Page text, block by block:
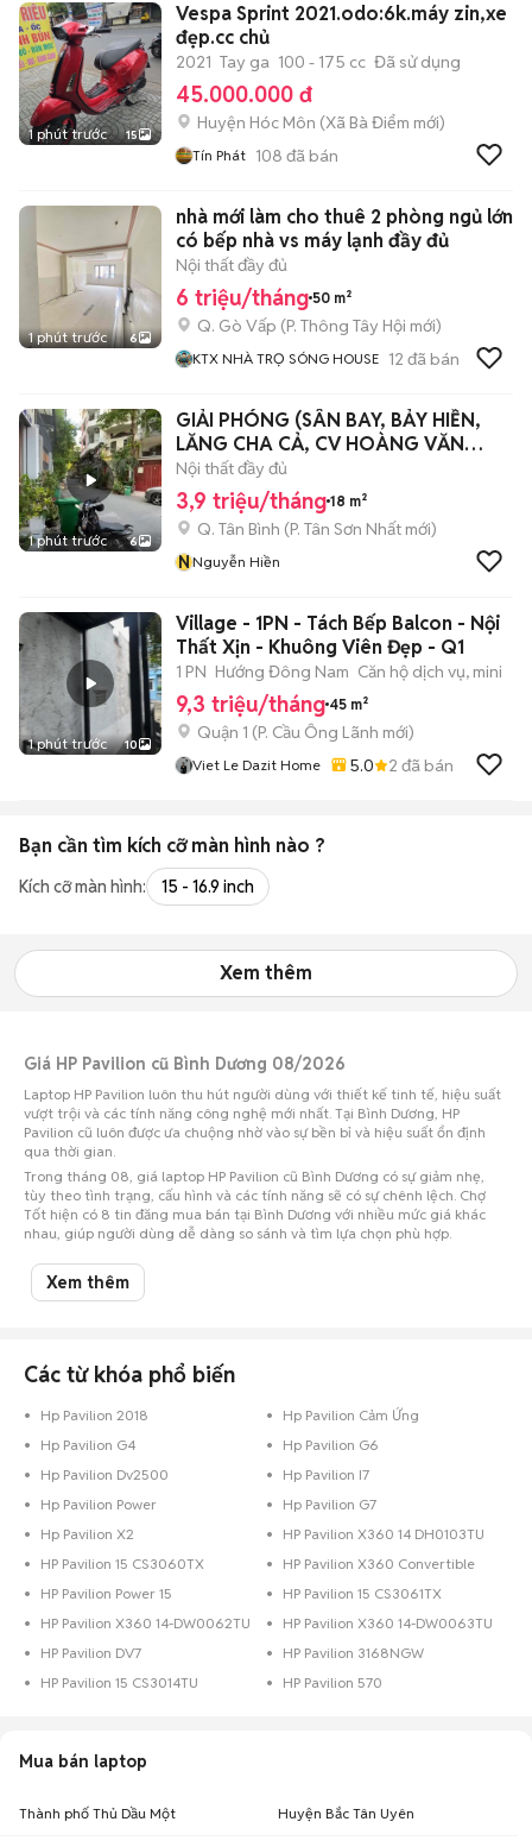
1 phút trước 15
Vespa Sprint 2021.odo:6k.máy zin,xe
đẹp.cc chủ
2021 Tay ga 100 - 175 cc Đã sử dụng
45.000.000 đ
Huyện Hóc Môn (Xã Bà Điểm mới)
Tín Phát 108 đã bán
1 phút trước 6
nhà mới làm cho thuê 2 phòng ngủ lớn
có bếp nhà vs máy lạnh đầy đủ
Nội thất đầy đủ
6 triệu/tháng 50 m²
Q. Gò Vấp (P. Thông Tây Hội mới)
KTX NHÀ TRỌ SÓNG HOUSE 12 đã bán
1 phút trước 6
GIẢI PHÓNG (SÂN BAY, BẢY HIỀN,
LĂNG CHA CẢ, CV HOÀNG VĂN
THỤ)
Nội thất đầy đủ
3,9 triệu/tháng 18 m²
Q. Tân Bình (P. Tân Sơn Nhất mới)
NNguyễn Hiền
1 phút trước 10
Village - 1PN - Tách Bếp Balcon - Nội
Thất Xịn - Khuông Viên Đẹp - Q1
1 PN Hướng Đông Nam Căn hộ dịch vụ, mini
9,3 triệu/tháng 45 m²
Quận 1 (P. Cầu Ông Lãnh mới)
Viet Le Dazit Home 5.0 2 đã bán
Bạn cần tìm kích cỡ màn hình nào ?
Kích cỡ màn hình: 15 - 16.9 inch
Xem thêm
Giá HP Pavilion cũ Bình Dương 08/2026
Laptop HP Pavilion luôn thu hút người dùng với thiết kế tinh tế, hiệu suất
vượt trội và các tính năng công nghệ mới nhất. Tại Bình Dương, HP
Pavilion cũ luôn được ưa chuộng nhờ vào sự bền bỉ và hiệu suất ổn định
qua thời gian.
Trong tháng 08, giá laptop HP Pavilion cũ Bình Dương có sự giảm nhẹ,
tùy theo tình trạng, cấu hình và các tính năng sẽ có sự chênh lệch. Chợ
Tốt hiện có 8 tin đăng mua bán tại Bình Dương với nhiều mức giá khác
nhau, giúp người dùng dễ dàng so sánh và tìm lựa chọn phù hợp.
xuyên cập nhật thông tin mới nhất trên Chợ Tốt.
Lưu ý:Mức giá được tổng hợp từ các tin đăng trên Chợ Tốt, chỉ mang tính
Xem thêm
Các từ khóa phổ biến
Hp Pavilion 2018
Hp Pavilion Cảm Ứng
Hp Pavilion G4
Hp Pavilion G6
Hp Pavilion Dv2500
Hp Pavilion I7
Hp Pavilion Power
Hp Pavilion G7
Hp Pavilion X2
HP Pavilion X360 14 DH0103TU
HP Pavilion 15 CS3060TX
HP Pavilion X360 Convertible
HP Pavilion Power 15
HP Pavilion 15 CS3061TX
HP Pavilion X360 14-DW0062TU
HP Pavilion X360 14-DW0063TU
HP Pavilion DV7
HP Pavilion 3168NGW
HP Pavilion 15 CS3014TU
HP Pavilion 570
Mua bán laptop
Thành phố Thủ Dầu Một Huyện Bắc Tân Uyên